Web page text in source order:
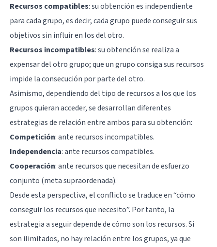
Recursos compatibles: su obtención es independiente
para cada grupo, es decir, cada grupo puede conseguir sus
objetivos sin influir en los del otro.
Recursos incompatibles: su obtención se realiza a
expensar del otro grupo; que un grupo consiga sus recursos
impide la consecución por parte del otro.
Asimismo, dependiendo del tipo de recursos a los que los
grupos quieran acceder, se desarrollan diferentes
estrategias de relación entre ambos para su obtención:
Competición: ante recursos incompatibles.
Independencia: ante recursos compatibles.
Cooperación: ante recursos que necesitan de esfuerzo
conjunto (meta supraordenada).
Desde esta perspectiva, el conflicto se traduce en “cómo
conseguir los recursos que necesito”. Por tanto, la
estrategia a seguir depende de cómo son los recursos. Si
son ilimitados, no hay relación entre los grupos, ya que